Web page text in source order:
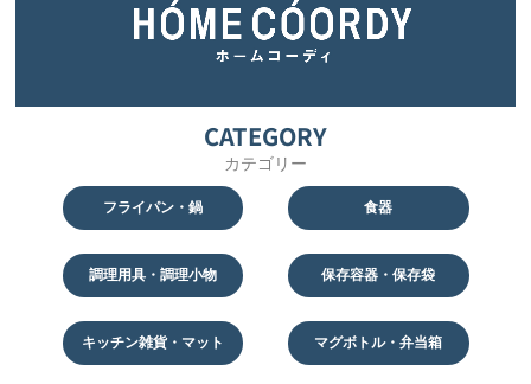
CATEGORY
カテゴリー
フライパン・鍋 食器
調理用具・調理小物 保存容器・保存袋
キッチン雑貨・マット マグボトル・弁当箱